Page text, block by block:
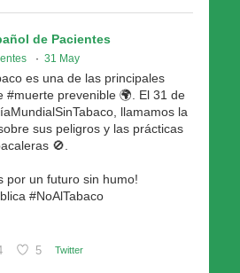
de Pacientes
· 31 May
es una de las principales
#muerte prevenible 🌍. El 31 de
llamamos la
sus peligros y las prácticas
🚫.
por un futuro sin humo!
#NoAlTabaco
5 Twitter